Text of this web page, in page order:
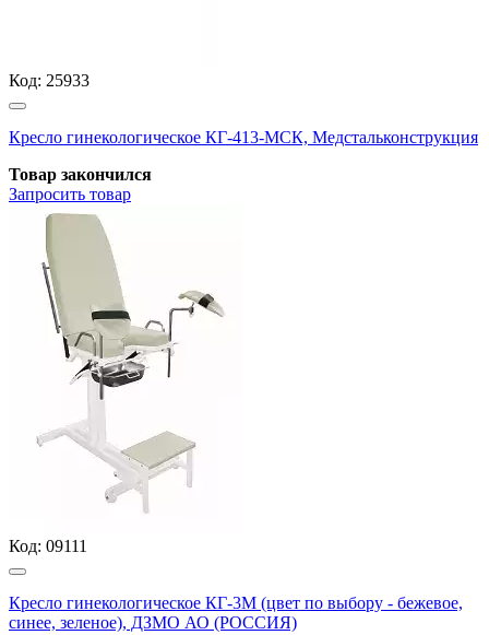
Код: 25933
Кресло гинекологическое КГ-413-МСК, Медстальконструкция
Товар закончился
Запросить товар
Код: 09111
Кресло гинекологическое КГ-3М (цвет по выбору - бежевое,
синее, зеленое), ДЗМО АО (РОССИЯ)